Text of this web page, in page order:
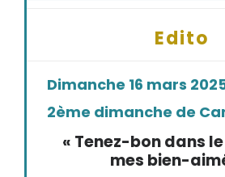
Edito
Dimanche 16 mars
2ème dimanche de
« Tenez-bon dans
mes bien-